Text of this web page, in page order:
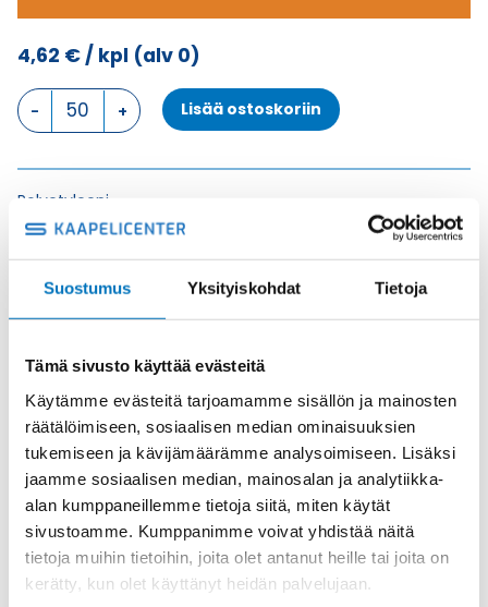
Suostumus Yksityiskohdat Tietoja
Tämä sivusto käyttää evästeitä
Käytämme evästeitä tarjoamamme sisällön ja mainosten
räätälöimiseen, sosiaalisen median ominaisuuksien
tukemiseen ja kävijämäärämme analysoimiseen. Lisäksi
jaamme sosiaalisen median, mainosalan ja analytiikka-
alan kumppaneillemme tietoja siitä, miten käytät
sivustoamme. Kumppanimme voivat yhdistää näitä
tietoja muihin tietoihin, joita olet antanut heille tai joita on
kerätty, kun olet käyttänyt heidän palvelujaan.
4,62 €/ kpl (alv 0)
TIIVISTERENGAS
FRP
Lisää ostoskoriin
Polyetyleeni
Tuotekoodi 1325400050
Hummel holkkitiivisteet,
Tiivisterengas
Yli 35kg:n toimituskulut toteutuneiden kulujen mukaan.
Valmistaja
Hummel Ag
Tuotenimi/Malli
TIIVISTERENGAS
Etim 7
Materiaali
Polyetyleeni
Kierre
Metr.